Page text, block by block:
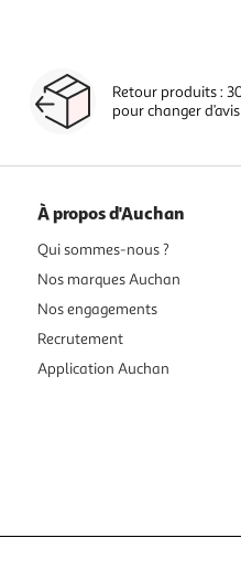
Retour produits :
pour changer d’avis
À propos d'Auchan
Qui sommes-nous ?
Nos marques Auchan
Nos engagements
Recrutement
Application Auchan